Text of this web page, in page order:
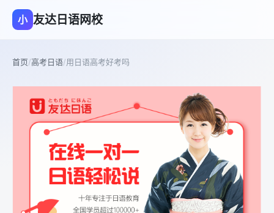
小 友达日语网校
首页/高考日语/用日语高考好考吗